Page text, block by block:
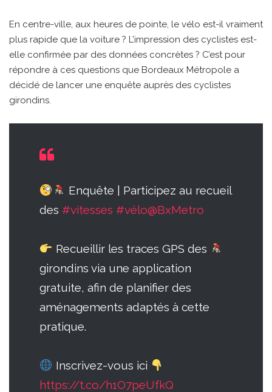
En centre-ville, aux heures de pointe, le vélo est-il vraiment
plus rapide que la voiture ? L’impression des cyclistes est-
elle confirmée par des données concrètes ? C’est pour
répondre à ces questions que Bordeaux Métropole a
décidé de lancer une enquête auprès des cyclistes
girondins.
Enquête | Participez au recueil
des #vitesses #vélo@BxMetro
Recueillir les traces GPS des
girondins via une application
gratuite, afin de planifier des
aménagements adaptés à cette
pratique.
Inscrivez-vous ici
https://t.co/h1O7peUfkQ